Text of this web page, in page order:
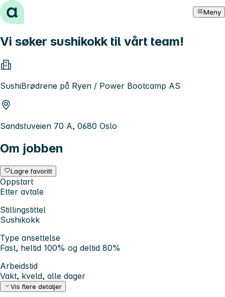
Hopp til innhold Meny
Vi søker sushikokk til vårt team!
SushiBrødrene på Ryen / Power Bootcamp AS
Sandstuveien 70 A, 0680 Oslo
Om jobben
Lagre favoritt
Oppstart
Etter avtale
Stillingstittel
Sushikokk
Type ansettelse
Fast, heltid 100% og deltid 80%
Arbeidstid
Vakt, kveld, alle dager
Vis flere detaljer